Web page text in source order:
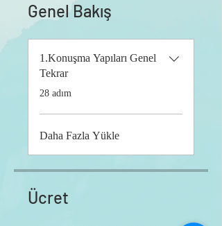
Genel Bakış
1.Konuşma Yapıları Genel
Tekrar
.
28 adım
Daha Fazla Yükle
Ücret